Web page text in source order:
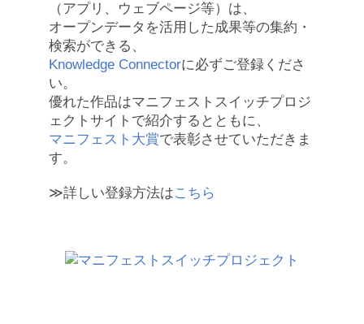
（アプリ、ウェブページ等）は、
オープンデータを活用した成果等の集約・
検索ができる、
Knowledge Connectorに必ずご登録くださ
い。
優れた作品はマニフェストスイッチプロジ
ェクトサイトで紹介するとともに、
マニフェスト大賞で表彰させていただきま
す。
≫詳しい登録方法はこちら